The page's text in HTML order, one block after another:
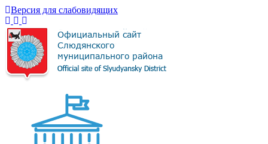
Версия для слабовидящих